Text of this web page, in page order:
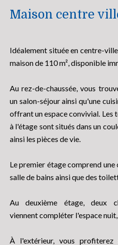
Maison centre
Idéalement située en centre-
maison de 110 m², disponible
Au rez-de-chaussée, vous
un salon-séjour ainsi qu'une
offrant un espace convivial. Les
à l'étage sont situés dans un
ainsi les pièces de vie.
Le premier étage comprend une
salle de bains ainsi que des
Au deuxième étage, deux
viennent compléter l'espace
À l'extérieur, vous